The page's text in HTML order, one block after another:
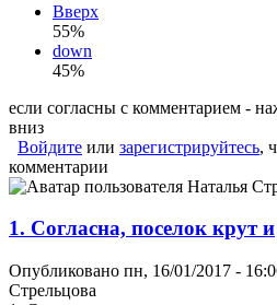
Вверх
55%
down
45%
если согласны с комментарием -
вниз
Войдите или зарегистрируйтесь,
комментарии
1. Согласна, поселок крут и
Опубликовано пн, 16/01/2017 -
Стрельцова